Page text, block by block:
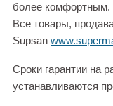
более комфортным.
Все товары,
Supsan
Сроки гарантии на
устанавливаются